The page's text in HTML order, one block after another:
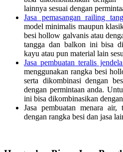
lainnya sesuai dengan
Jasa pemasangan railing
model minimalis maupun
besi hollow galvanis atau
tangga dan balkon ini bisa
kayu atau pun material lain
Jasa pembuatan teralis
menggunakan rangka besi
serta dikombinasi dengan
dengan permintaan anda.
ini bisa dikombinasikan
Jasa pembuatan menara
dengan rangka besi dan jasa